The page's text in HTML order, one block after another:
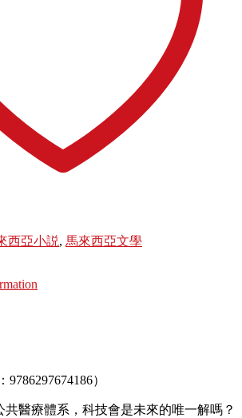
西亞小説, 馬來西亞文學
9786297674186）
醫療體系，科技會是未來的唯一解嗎？